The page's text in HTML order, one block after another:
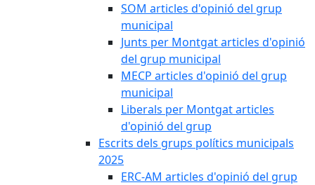
SOM articles d'opinió del grup
municipal
Junts per Montgat articles d'opinió
del grup municipal
MECP articles d'opinió del grup
municipal
Liberals per Montgat articles
d'opinió del grup
Escrits dels grups polítics municipals
2025
ERC-AM articles d'opinió del grup